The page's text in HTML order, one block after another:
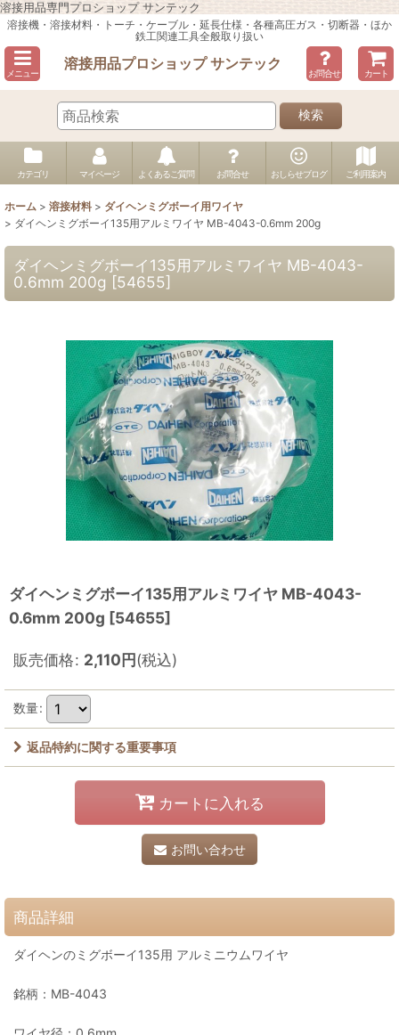
溶接用品専門プロショップ サンテック
溶接機・溶接材料・トーチ・ケーブル・延長仕様・各種高圧ガス・切断器・ほか
鉄工関連工具全般取り扱い
メニュー
溶接用品プロショップ サンテック
お問合せ カート
検索
カテゴリ マイページ よくあるご質問 お問合せ おしらせブログ ご利用案内
ホーム > 溶接材料 > ダイヘンミグボーイ用ワイヤ
> ダイヘンミグボーイ135用アルミワイヤ MB-4043-0.6mm 200g
ダイヘンミグボーイ135用アルミワイヤ MB-4043-
0.6mm 200g [54655]
ダイヘンミグボーイ135用アルミワイヤ MB-4043-
0.6mm 200g [54655]
販売価格: 2,110円(税込)
数量:
返品特約に関する重要事項
カートに入れる
お問い合わせ
商品詳細
ダイヘンのミグボーイ135用 アルミニウムワイヤ
銘柄：MB-4043